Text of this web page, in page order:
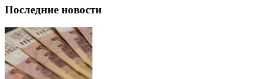
Последние новости